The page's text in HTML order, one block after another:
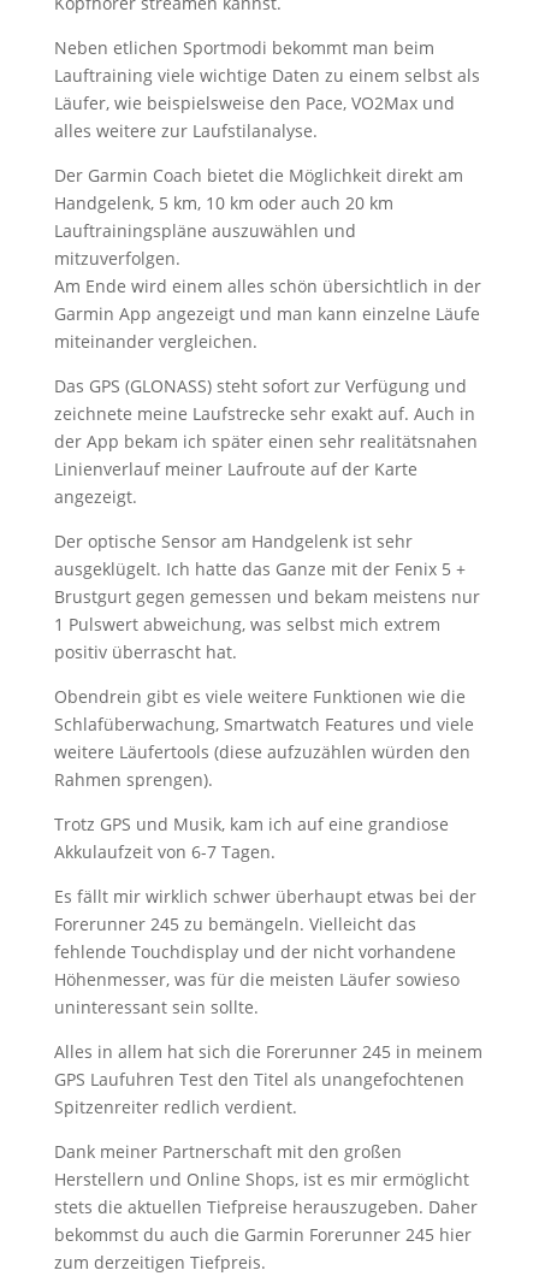
Neben etlichen Sportmodi bekommt man beim
Lauftraining viele wichtige Daten zu einem selbst als
Läufer, wie beispielsweise den Pace, VO2Max und
alles weitere zur Laufstilanalyse.
Der Garmin Coach bietet die Möglichkeit direkt am
Handgelenk, 5 km, 10 km oder auch 20 km
Lauftrainingspläne auszuwählen und
mitzuverfolgen.
Am Ende wird einem alles schön übersichtlich in der
Garmin App angezeigt und man kann einzelne Läufe
miteinander vergleichen.
Das GPS (GLONASS) steht sofort zur Verfügung und
zeichnete meine Laufstrecke sehr exakt auf. Auch in
der App bekam ich später einen sehr realitätsnahen
Linienverlauf meiner Laufroute auf der Karte
angezeigt.
Der optische Sensor am Handgelenk ist sehr
ausgeklügelt. Ich hatte das Ganze mit der Fenix 5 +
Brustgurt gegen gemessen und bekam meistens nur
1 Pulswert abweichung, was selbst mich extrem
positiv überrascht hat.
Obendrein gibt es viele weitere Funktionen wie die
Schlafüberwachung, Smartwatch Features und viele
weitere Läufertools (diese aufzuzählen würden den
Rahmen sprengen).
Trotz GPS und Musik, kam ich auf eine grandiose
Akkulaufzeit von 6-7 Tagen.
Es fällt mir wirklich schwer überhaupt etwas bei der
Forerunner 245 zu bemängeln. Vielleicht das
fehlende Touchdisplay und der nicht vorhandene
Höhenmesser, was für die meisten Läufer sowieso
uninteressant sein sollte.
Alles in allem hat sich die Forerunner 245 in meinem
GPS Laufuhren Test den Titel als unangefochtenen
Spitzenreiter redlich verdient.
Dank meiner Partnerschaft mit den großen
Herstellern und Online Shops, ist es mir ermöglicht
stets die aktuellen Tiefpreise herauszugeben. Daher
bekommst du auch die Garmin Forerunner 245 hier
zum derzeitigen Tiefpreis.